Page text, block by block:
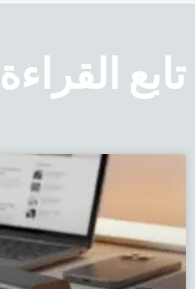
تابع القراءة